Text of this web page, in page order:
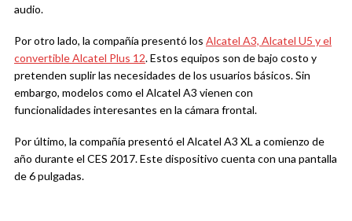
audio.
Por otro lado, la compañía presentó los Alcatel A3, Alcatel U5 y el
convertible Alcatel Plus 12. Estos equipos son de bajo costo y
pretenden suplir las necesidades de los usuarios básicos. Sin
embargo, modelos como el Alcatel A3 vienen con
funcionalidades interesantes en la cámara frontal.
Por último, la compañía presentó el Alcatel A3 XL a comienzo de
año durante el CES 2017. Este dispositivo cuenta con una pantalla
de 6 pulgadas.